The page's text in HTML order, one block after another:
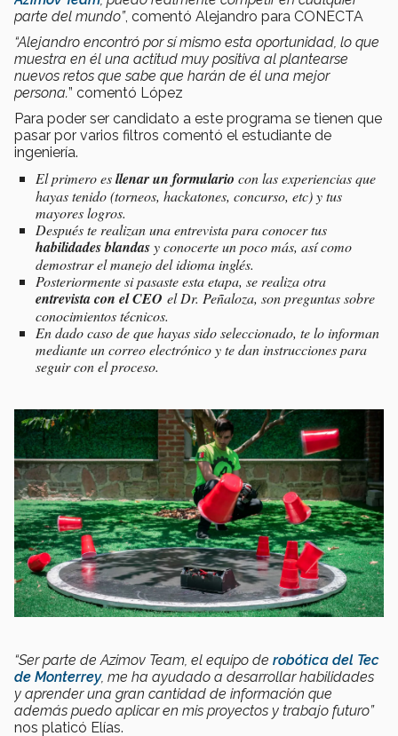
parte del mundo”, comentó Alejandro para CONECTA
“Alejandro encontró por sí mismo esta oportunidad, lo que
muestra en él una actitud muy positiva al plantearse
nuevos retos que sabe que harán de él una mejor
persona.” comentó López
Para poder ser candidato a este programa se tienen que
pasar por varios filtros comentó el estudiante de
ingeniería.
El primero esllenar un formulario con las experiencias que
hayas tenido (torneos, hackatones, concurso, etc) y tus
mayores logros.
Después te realizan una entrevista para conocer tus
habilidades blandasy conocerte un poco más, así como
demostrar el manejo del idioma inglés.
Posteriormente si pasaste esta etapa, se realiza otra
entrevista con el CEO el Dr. Peñaloza, son preguntas sobre
conocimientos técnicos.
En dado caso de que hayas sido seleccionado, te lo informan
mediante un correo electrónico y te dan instrucciones para
seguir con el proceso.
“Ser parte de Azimov Team, el equipo de robótica del Tec
de Monterrey, me ha ayudado a desarrollar habilidades
y aprender una gran cantidad de información que
además puedo aplicar en mis proyectos y trabajo futuro”
nos platicó Elías.